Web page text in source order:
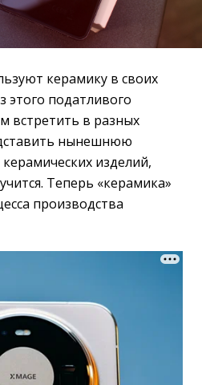
керамику в своих
этого податливого
встретить в разных
нынешнюю
изделий,
Теперь «керамика»
производства